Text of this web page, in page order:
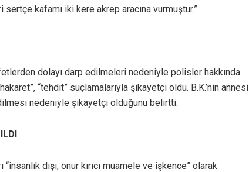
kafamı iki kere akrep aracına vurmuştur.”
dolayı darp edilmeleri nedeniyle polisler hakkında
“tehdit” suçlamalarıyla şikayetçi oldu. B.K.’nin annesi
nedeniyle şikayetçi olduğunu belirtti.
dışı, onur kırıcı muamele ve işkence” olarak